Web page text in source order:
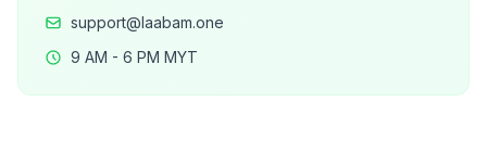
support@laabam.one
9 AM - 6 PM MYT